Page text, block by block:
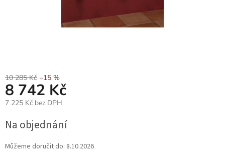
10 285 Kč –15 %
8 742 Kč
7 225 Kč bez DPH
cena:
Na objednání
Můžeme doručit do: 8.10.2026